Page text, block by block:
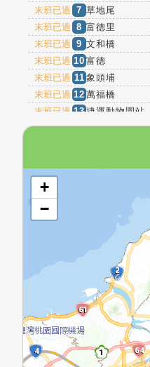
末班已過
7 草地尾
末班已過
8 富德里
末班已過
9 文和橋
末班已過 10 富德
末班已過 11 象頭埔
末班已過 12 萬福橋
末班已過 13捷運動物園站
末班已過 14貓纜動物園站
末班已過
萬壽橋頭(秀
末班已過
指南路
末班已過 21
木柵市場
木柵
23文山一分局
末班已過 24馬明潭(再興中
末班已過 25
興隆山莊
末班已過
海巡署一
開啟地圖
+
−